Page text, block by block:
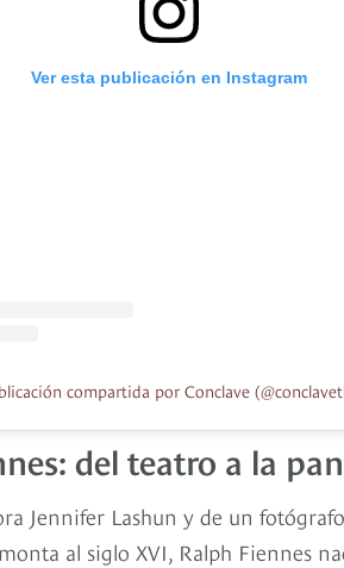
Ver esta publicación en Instagram
compartida por Conclave
del teatro a la
Jennifer Lashun y de un
al siglo XVI, Ralph Fiennes